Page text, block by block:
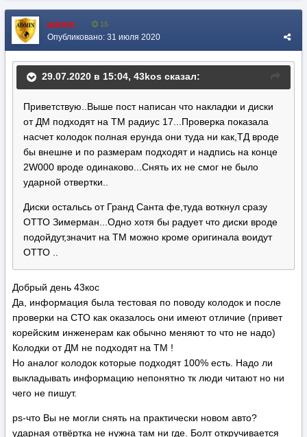
admin 15
Опубликовано: 31 июля 2020
29.07.2020 в 15:04, 43kos сказал:
Приветствую..Выше пост написан что накладки и диски
от ДМ подходят на ТМ радиус 17...Проверка показала
насчет колодок полная ерунда они туда ни как,ТД вроде
бы внешне и по размерам подходят и надпись на конце
2W000 вроде одинаково...Снять их не смог не было
ударной отвертки..
Диски остальсь от Гранд Санта фе,туда воткнул сразу
ОТТО Зимерман...Одно хотя бы радует что диски вроде
подойдут,значит на ТМ можно кроме оригинала воидут
ОТТО ..
Добрый день 43кос
Да, информация была тестовая по поводу колодок и после
проверки на СТО как оказалось они имеют отличие (привет
корейским инженерам как обычно меняют то что не надо)
Колодки от ДМ не подходят на ТМ !
Но аналог колодок которые подходят 100% есть. Надо ли
выкладывать информацию непонятно тк люди читают но ни
чего не пишут.
ps-что Вы не могли снять на практически новом авто?
ударная отвёртка не нужна там ни где. Болт откручивается